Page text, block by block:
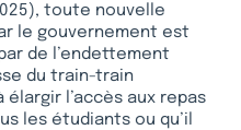
toute nouvelle
le gouvernement est
de l’endettement
du train-train
l’accès aux repas
les étudiants ou qu’il